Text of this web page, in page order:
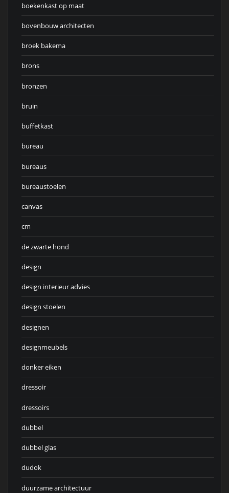
boekenkast op maat
bovenbouw architecten
broek bakema
brons
bronzen
bruin
buffetkast
bureau
bureaus
bureaustoelen
canvas
cm
de zwarte hond
design
design interieur advies
design stoelen
designen
designmeubels
donker eiken
dressoir
dressoirs
dubbel
dubbel glas
dudok
duurzame architectuur